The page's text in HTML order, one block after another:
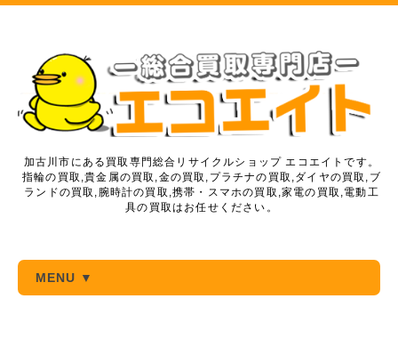
加古川市にある買取専門総合リサイクルショップ エコエイトです。
指輪の買取,貴金属の買取,金の買取,プラチナの買取,ダイヤの買取,ブ
ランドの買取,腕時計の買取,携帯・スマホの買取,家電の買取,電動工
具の買取はお任せください。
MENU ▼